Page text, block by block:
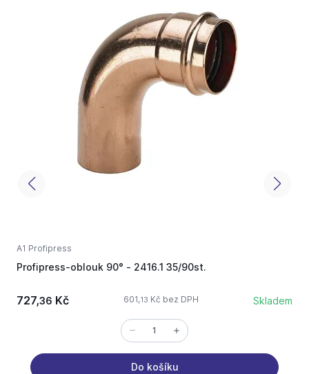
A1 Profipress
Profipress-oblouk 90° - 2416.1 35/90st.
727,36 Kč 601,13 Kč bez DPH Skladem
Do košíku